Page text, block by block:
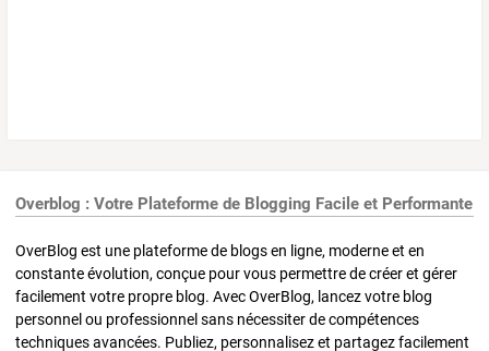
Overblog : Votre Plateforme de Blogging Facile et Performante
OverBlog est une plateforme de blogs en ligne, moderne et en
constante évolution, conçue pour vous permettre de créer et gérer
facilement votre propre blog. Avec OverBlog, lancez votre blog
personnel ou professionnel sans nécessiter de compétences
techniques avancées. Publiez, personnalisez et partagez facilement